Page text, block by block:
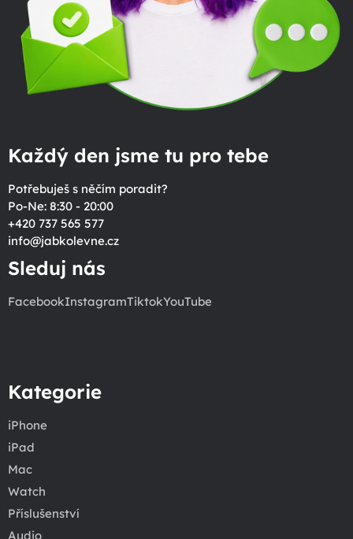
Každý den jsme tu pro tebe
Potřebuješ s něčím poradit?
Po-Ne: 8:30 - 20:00
+420 737 565 577
info@jabkolevne.cz
Sleduj nás
FacebookInstagramTiktokYouTube
Kategorie
iPhone
iPad
Mac
Watch
Příslušenství
Audio